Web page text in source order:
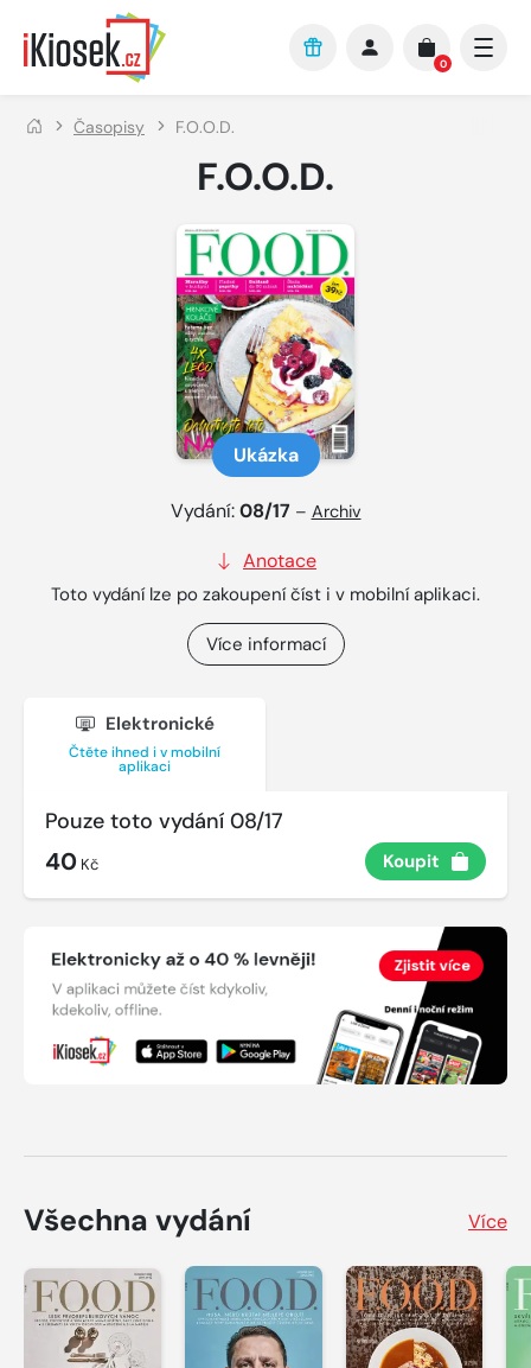
Přejít na hlavní obsah
0
Časopisy F.O.O.D.
F.O.O.D.
Ukázka
Vydání:08/17 – Archiv
Anotace
Toto vydání lze po zakoupení číst i v mobilní aplikaci.
Více informací
Elektronické
Čtěte ihned i v mobilní
aplikaci
Pouze toto vydání 08/17
40 Kč Koupit
Všechna vydání Více